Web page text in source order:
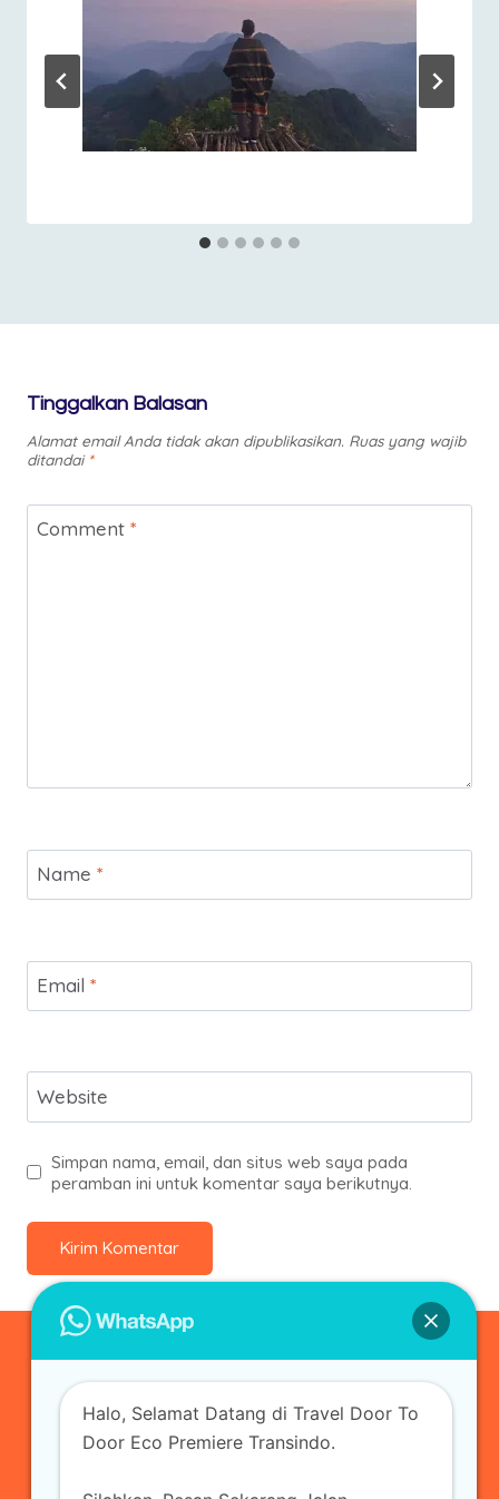
Tinggalkan Balasan
Alamat email Anda tidak akan dipublikasikan. Ruas yang wajib
ditandai *
Comment *
Name *
Email *
Website
Simpan nama, email, dan situs web saya pada
peramban ini untuk komentar saya berikutnya.
admin@ecopremieretransindo.com
Halo, Selamat Datang di Travel Door To
Door Eco Premiere Transindo.